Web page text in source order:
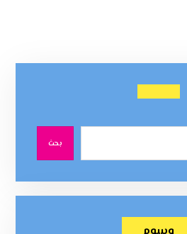
بحث